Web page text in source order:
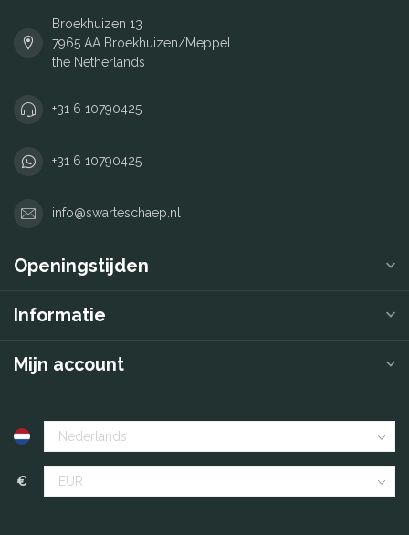
Broekhuizen 13
7965 AA Broekhuizen/Meppel
the Netherlands
+31 6 10790425
+31 6 10790425
info@swarteschaep.nl
Openingstijden
Informatie
Mijn account
€